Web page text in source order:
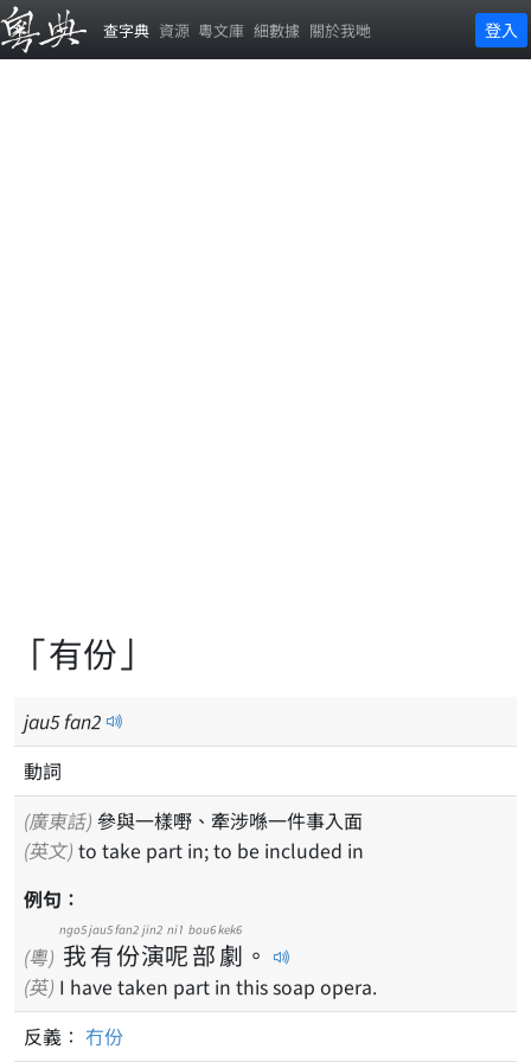
查字典 資源 粵文庫 細數據 關於我哋 登入
「有份」
jau5fan2
動詞
(廣東話) 參與一樣嘢、牽涉喺一件事入面
(英文) to take part in; to be included in
例句：
(粵) 我
ngo5
有
jau5
份
fan2
演
jin2
呢
ni1
部
bou6
劇
kek6
。
(英) I have taken part in this soap opera.
反義： 冇份